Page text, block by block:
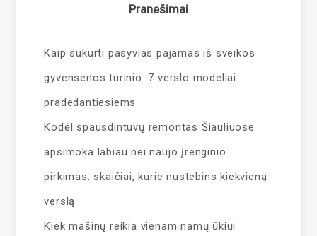
Pranešimai
Kaip sukurti pasyvias pajamas iš sveikos
gyvensenos turinio: 7 verslo modeliai
pradedantiesiems
Kodėl spausdintuvų remontas Šiauliuose
apsimoka labiau nei naujo įrenginio
pirkimas: skaičiai, kurie nustebins kiekvieną
verslą
Kiek mašinų reikia vienam namų ūkiui